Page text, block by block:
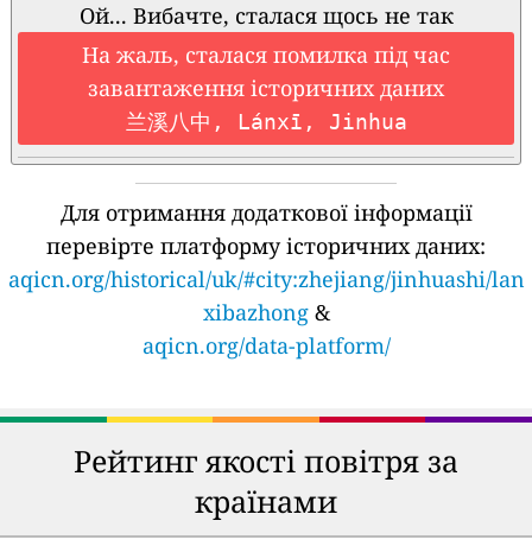
Ой... Вибачте, сталася щось не так
На жаль, сталася помилка під час
завантаження історичних даних
兰溪八中, Lánxī, Jinhua
Для отримання додаткової інформації
перевірте платформу історичних даних:
aqicn.org/historical/uk/#city:zhejiang/jinhuashi/lan
xibazhong&
aqicn.org/data-platform/
Рейтинг якості повітря за
країнами